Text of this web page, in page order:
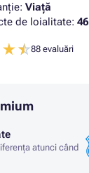
Viaţă
de loialitate: 46
88 evaluări
atunci când